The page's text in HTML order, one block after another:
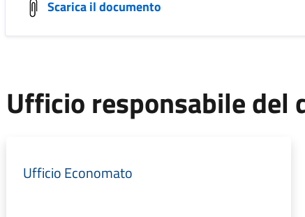
Scarica il documento
Ufficio responsabile del
Ufficio Economato